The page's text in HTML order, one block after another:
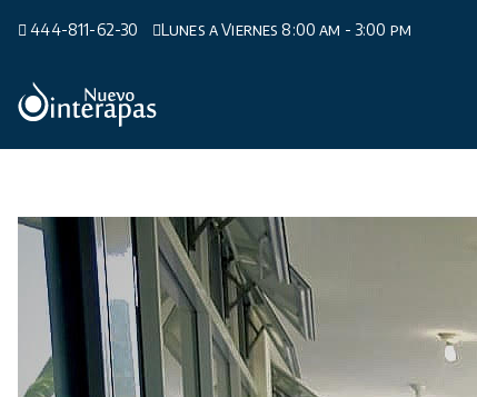
444-811-62-30 Lunes a Viernes 8:00 am - 3:00 pm
Organismo Operador de Agua